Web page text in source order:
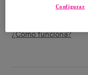
Entrega: Entre el14/08
¿Cómo funciona?
Configurar